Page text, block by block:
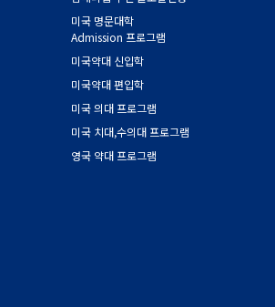
미국 명문대학
Admission 프로그램
미국약대 신입학
미국약대 편입학
미국 의대 프로그램
미국 치대,수의대 프로그램
영국 약대 프로그램